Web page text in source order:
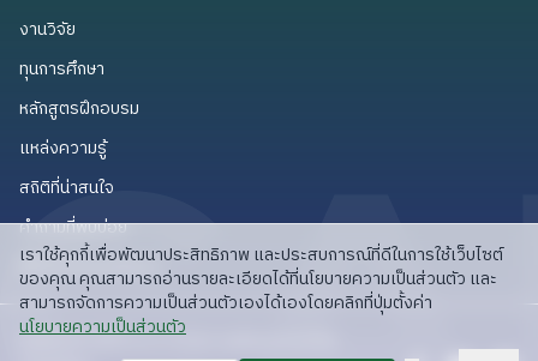
งานวิจัย
ทุนการศึกษา
หลักสูตรฝึกอบรม
แหล่งความรู้แหล่งความรู้
สถิติที่น่าสนใจ
คำถามที่พบบ่อยคำถามที่พบบ่อย
API สำหรับนักพัฒนาAPI สำหรับนักพัฒนา
ลิขสิทธิ์ © 2025 สวก: สำนักงานพัฒนาการวิจัย
เราใช้คุกกี้เพื่อพัฒนาประสิทธิภาพ และประสบการณ์ที่ดีในการใช้เว็บไซต์
ของคุณ คุณสามารถอ่านรายละเอียดได้ที่นโยบายความเป็นส่วนตัว และ
สามารถจัดการความเป็นส่วนตัวเองได้เองโดยคลิกที่ปุ่มตั้งค่า
read privacy policy
นโยบายความเป็นส่วนตัว